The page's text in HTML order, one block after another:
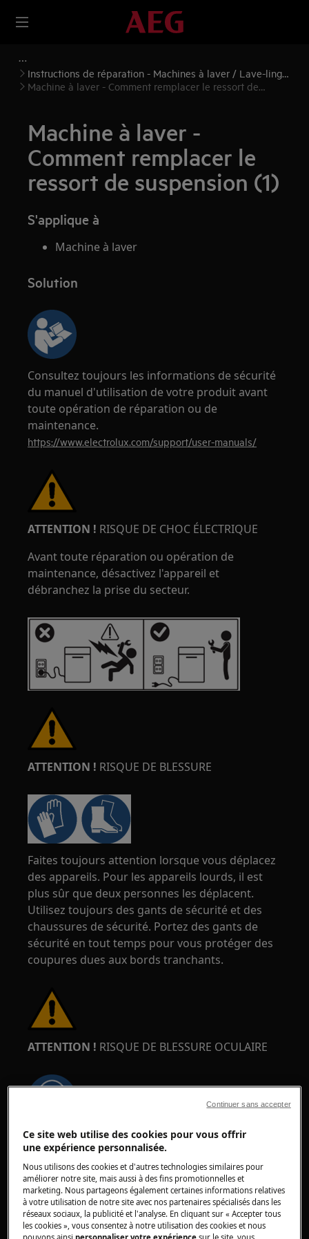
Instructions de réparation - Machines à laver / Lave-linge
séchants
Machine à laver - Comment remplacer le ressort de
Machine à laver -
Comment remplacer le
ressort de suspension (1)
S'applique à
Machine à laver
Solution
Consultez toujours les informations de sécurité
du manuel d'utilisation de votre produit avant
toute opération de réparation ou de
maintenance.
https://www.electrolux.com/support/user-manuals/
ATTENTION ! RISQUE DE CHOC ÉLECTRIQUE
Avant toute réparation ou opération de
maintenance, désactivez l'appareil et
débranchez la prise du secteur.
ATTENTION ! RISQUE DE BLESSURE
Faites toujours attention lorsque vous déplacez
des appareils. Pour les appareils lourds, il est
plus sûr que deux personnes les déplacent.
Utilisez toujours des gants de sécurité et des
chaussures de sécurité. Portez des gants de
sécurité en tout temps pour vous protéger des
coupures dues aux bords tranchants.
ATTENTION ! RISQUE DE BLESSURE OCULAIRE
Portez des lunettes de sécurité si vous effectuez
des travaux de maintenance ou de réparation
impliquant des ressorts.
Ce site web utilise des cookies pour vous offrir
une expérience personnalisée.
Nous utilisons des cookies et d'autres technologies similaires pour
améliorer notre site, mais aussi à des fins promotionnelles et
marketing. Nous partageons également certaines informations relatives
à votre utilisation de notre site avec nos partenaires spécialisés dans les
réseaux sociaux, la publicité et l'analyse. En cliquant sur « Accepter tous
les cookies », vous consentez à notre utilisation des cookies et nous
pouvons ainsipersonnaliser votre expériencesur le site, vous
Continuer sans accepter